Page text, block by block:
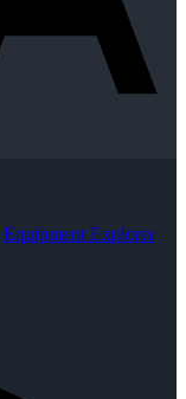
Equipment Explorer